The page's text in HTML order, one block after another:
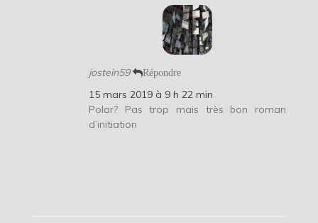
jostein59 Répondre
15 mars 2019 à 9 h 22 min
Polar? Pas trop mais très bon roman
d’initiation